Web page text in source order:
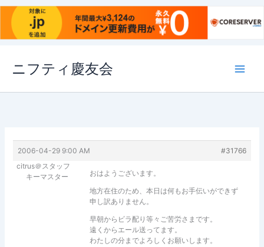
ス
ニフティ慶友会
2006-04-29 9:00 AM
#31766
citrus＠スタッフ
キーマスター
おはようございます。
地方在住のため、本日は何もお手伝いができず
申し訳ありません。
早朝からビラ配り等々ご苦労さまです。
遠くからエール送ってます。
わたしの分までよろしくお願いします。